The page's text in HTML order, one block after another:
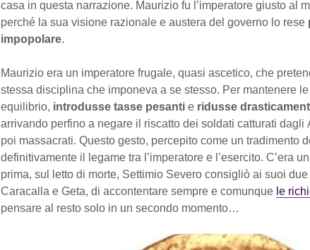
casa in questa narrazione. Maurizio fu l’imperatore giusto al
perché la sua visione razionale e austera del governo lo rese
impopolare.
Maurizio era un imperatore frugale, quasi ascetico, che
stessa disciplina che imponeva a se stesso. Per mantenere
equilibrio, introdusse tasse pesanti e ridusse
arrivando perfino a negare il riscatto dei soldati catturati dagli
poi massacrati. Questo gesto, percepito come un tradimento
definitivamente il legame tra l’imperatore e l’esercito. C’era
prima, sul letto di morte, Settimio Severo consigliò ai suoi
Caracalla e Geta, di accontentare sempre e comunque le
pensare al resto solo in un secondo momento…